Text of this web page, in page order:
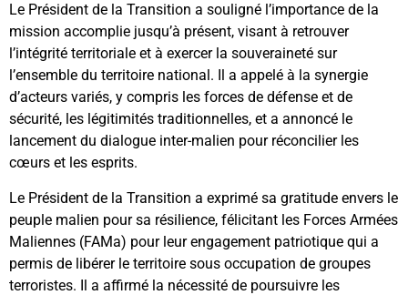
Le Président de la Transition a souligné l’importance de la
mission accomplie jusqu’à présent, visant à retrouver
l’intégrité territoriale et à exercer la souveraineté sur
l’ensemble du territoire national. Il a appelé à la synergie
d’acteurs variés, y compris les forces de défense et de
sécurité, les légitimités traditionnelles, et a annoncé le
lancement du dialogue inter-malien pour réconcilier les
cœurs et les esprits.
Le Président de la Transition a exprimé sa gratitude envers le
peuple malien pour sa résilience, félicitant les Forces Armées
Maliennes (FAMa) pour leur engagement patriotique qui a
permis de libérer le territoire sous occupation de groupes
terroristes. Il a affirmé la nécessité de poursuivre les